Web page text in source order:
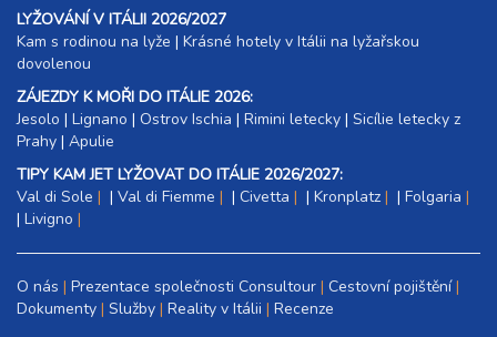
LYŽOVÁNÍ V ITÁLII 2026/2027
Kam s rodinou na lyže |​ Krásné hotely v Itálii na lyžařskou
dovolenou
ZÁJEZDY K MOŘI DO ITÁLIE 2026:
Jesolo | Lignano | Ostrov Ischia | Rimini letecky | Sicílie letecky z
Prahy | Apulie
TIPY KAM JET LYŽOVAT DO ITÁLIE 2026/2027:
Val di Sole
| Val di Fiemme | Civetta | Kronplatz | Folgaria
| Livigno
O nás Prezentace společnosti Consultour Cestovní pojištění
Dokumenty Služby Reality v Itálii Recenze